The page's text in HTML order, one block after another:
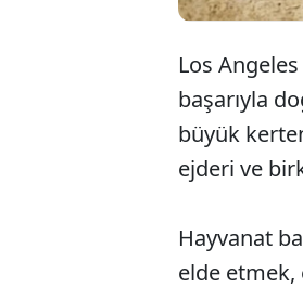
Los
başarıyla
büyük
ejderi ve
Hayvanat
elde